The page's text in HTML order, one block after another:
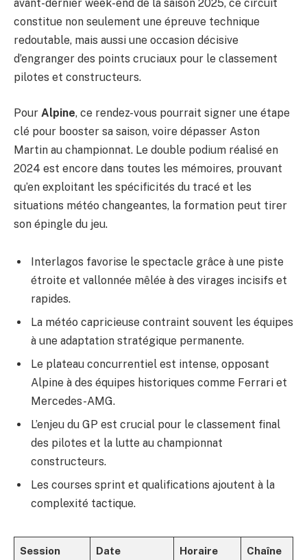
avant-dernier week-end de la saison 2025, ce circuit
constitue non seulement une épreuve technique
redoutable, mais aussi une occasion décisive
d’engranger des points cruciaux pour le classement
pilotes et constructeurs.
Pour Alpine, ce rendez-vous pourrait signer une étape
clé pour booster sa saison, voire dépasser Aston
Martin au championnat. Le double podium réalisé en
2024 est encore dans toutes les mémoires, prouvant
qu’en exploitant les spécificités du tracé et les
situations météo changeantes, la formation peut tirer
son épingle du jeu.
Interlagos favorise le spectacle grâce à une piste
étroite et vallonnée mêlée à des virages incisifs et
rapides.
La météo capricieuse contraint souvent les équipes
à une adaptation stratégique permanente.
Le plateau concurrentiel est intense, opposant
Alpine à des équipes historiques comme Ferrari et
Mercedes-AMG.
L’enjeu du GP est crucial pour le classement final
des pilotes et la lutte au championnat
constructeurs.
Les courses sprint et qualifications ajoutent à la
complexité tactique.
Session Date Horaire Chaîne